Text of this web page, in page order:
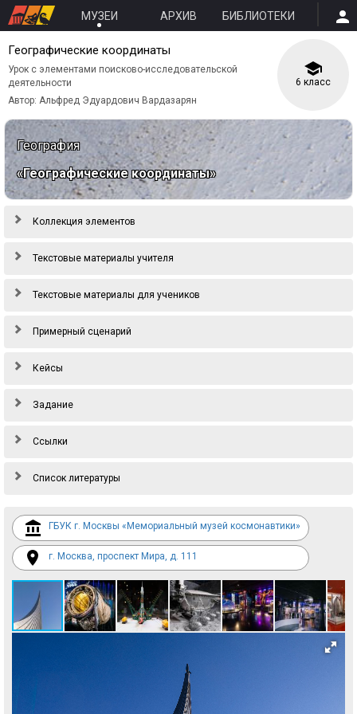
МУЗЕИ АРХИВ БИБЛИОТЕКИ
Географические координаты
Урок с элементами поисково-исследовательской
деятельности
Автор: Альфред Эдуардович Вардазарян
6 класс
География
«Географические координаты»
ГБУК г. Москвы «Мемориальный музей космонавтики»
г. Москва, проспект Мира, д. 111
Коллекция элементов
Текстовые материалы учителя
Текстовые материалы для учеников
Примерный сценарий
Кейсы
Задание
Ссылки
Список литературы